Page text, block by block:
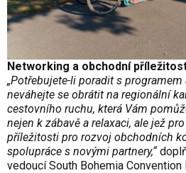
Networking a obchodní
„Potřebujete-li poradit s
neváhejte se obrátit na regionální
cestovního ruchu, která Vám
nejen k zábavě a relaxaci, ale jež
příležitosti pro rozvoj obchodních
spolupráce s novými partnery,“
vedoucí South Bohemia Convention